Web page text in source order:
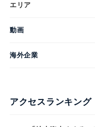
エリア
動画
海外企業
アクセスランキング